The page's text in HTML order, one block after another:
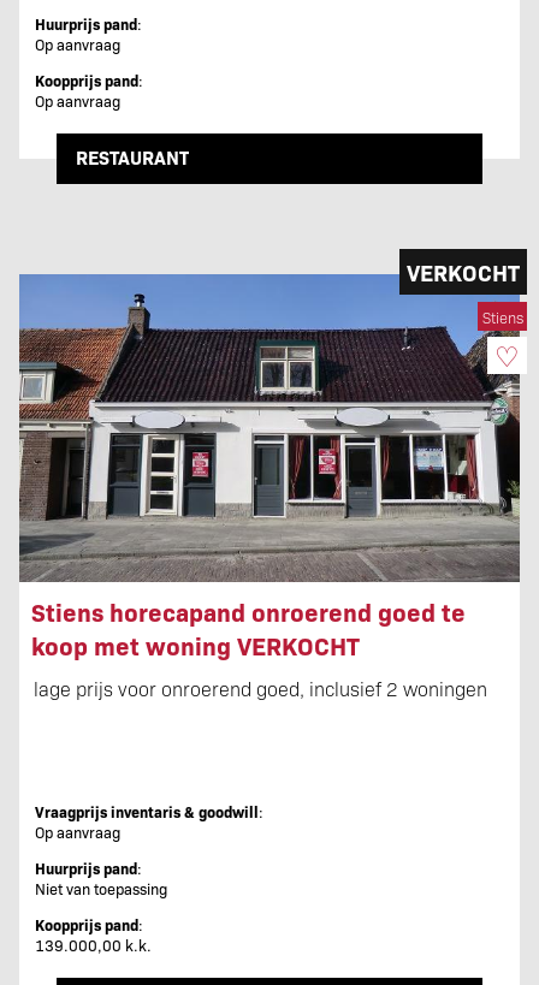
Huurprijs pand:
Op aanvraag
Koopprijs pand:
Op aanvraag
RESTAURANT
VERKOCHT
Stiens
♡
Stiens horecapand onroerend goed te
koop met woning VERKOCHT
lage prijs voor onroerend goed, inclusief 2 woningen
Vraagprijs inventaris & goodwill:
Op aanvraag
Huurprijs pand:
Niet van toepassing
Koopprijs pand:
139.000,00 k.k.